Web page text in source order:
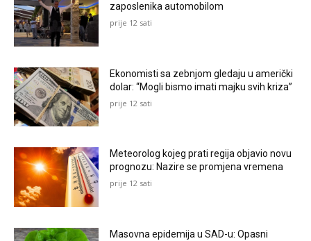
zaposlenika automobilom
prije 12 sati
Ekonomisti sa zebnjom gledaju u američki
dolar: “Mogli bismo imati majku svih kriza”
prije 12 sati
Meteorolog kojeg prati regija objavio novu
prognozu: Nazire se promjena vremena
prije 12 sati
Masovna epidemija u SAD-u: Opasni